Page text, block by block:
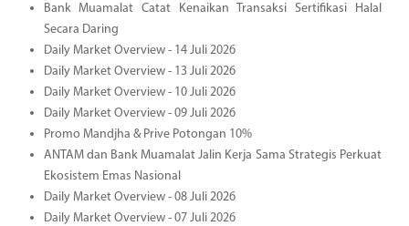
Bank Muamalat Catat Kenaikan Transaksi Sertifikasi Halal
Secara Daring
Daily Market Overview - 14 Juli 2026
Daily Market Overview - 13 Juli 2026
Daily Market Overview - 10 Juli 2026
Daily Market Overview - 09 Juli 2026
Promo Mandjha & Prive Potongan 10%
ANTAM dan Bank Muamalat Jalin Kerja Sama Strategis Perkuat
Ekosistem Emas Nasional
Daily Market Overview - 08 Juli 2026
Daily Market Overview - 07 Juli 2026